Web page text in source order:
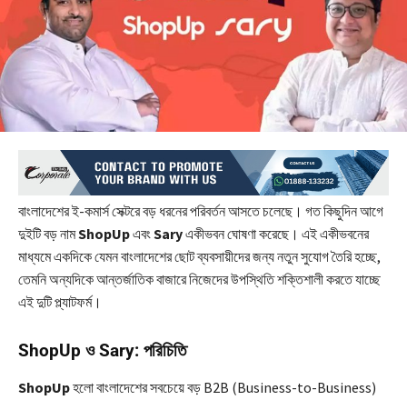
বাংলাদেশের ই-কমার্স সেক্টরে বড় ধরনের পরিবর্তন আসতে চলেছে। গত কিছুদিন আগে
দুইটি বড় নামShopUpএবংSaryএকীভবন ঘোষণা করেছে। এই একীভবনের
মাধ্যমে একদিকে যেমন বাংলাদেশের ছোট ব্যবসায়ীদের জন্য নতুন সুযোগ তৈরি হচ্ছে,
তেমনি অন্যদিকে আন্তর্জাতিক বাজারে নিজেদের উপস্থিতি শক্তিশালী করতে যাচ্ছে
এই দুটি প্ল্যাটফর্ম।
ShopUp ও Sary: পরিচিতি
ShopUpহলো বাংলাদেশের সবচেয়ে বড় B2B (Business-to-Business)